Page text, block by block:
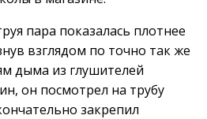
пара показалась плотнее
взглядом по точно так же
дыма из глушителей
он посмотрел на трубу
закрепил